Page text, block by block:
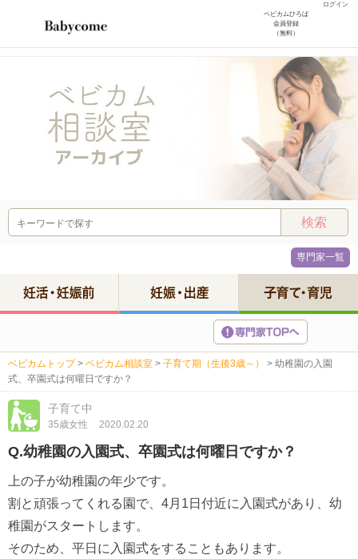
ログイン
ベビカムひろば
会員登録
（無料）
専門家一覧
ベビカムトップ > ベビカム相談室 > 子育て期（生後3歳～） > 幼稚園の入園
式、卒園式は何曜日ですか？
子育て中
35歳女性 2020.02.20
Q.幼稚園の入園式、卒園式は何曜日ですか？
上の子が幼稚園の年少です。
割と頑張ってくれる園で、4月1日付近に入園式があり、幼
稚園がスタートします。
そのため、平日に入園式をすることもあります。